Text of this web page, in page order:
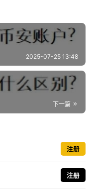
2025-07-25 13:48
下一篇
注册
注册